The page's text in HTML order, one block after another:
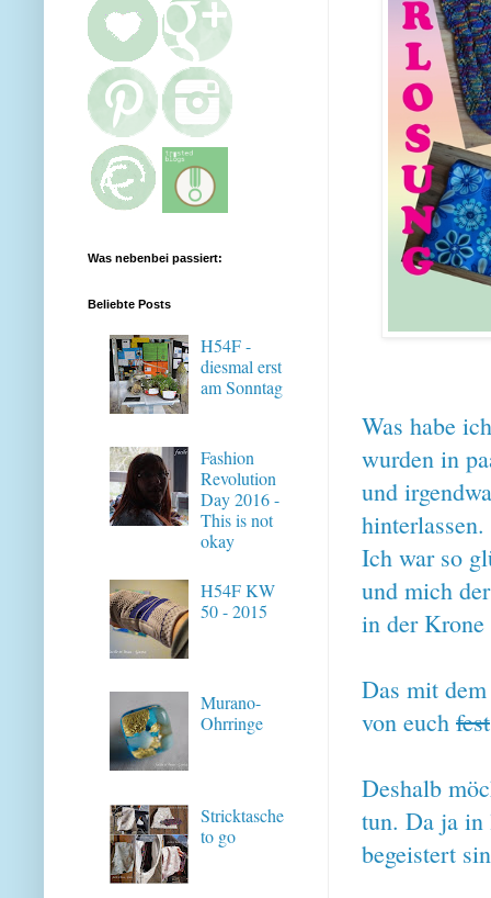
Was habe
wurden in
und
hinterlassen.
Ich war so
und mich
in der
Das mit
von euch fest
Deshalb
tun. Da ja in
begeistert
Was nebenbei passiert:
Beliebte Posts
H54F -
diesmal erst
am Sonntag
Fashion
Revolution
Day 2016 -
This is not
okay
H54F KW
50 - 2015
Murano-
Ohrringe
Stricktasche
to go